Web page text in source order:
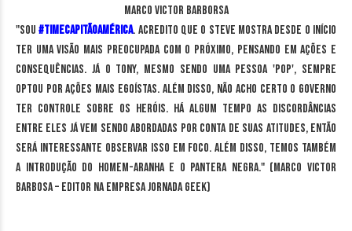
Marco Victor Barborsa
"Sou#TimeCapitãoAmérica. Acredito que o Steve mostra desde o início
ter uma visão mais preocupada com o próximo, pensando em ações e
consequências. Já o Tony, mesmo sendo uma pessoa 'pop', sempre
optou por ações mais egoístas. Além disso, não acho certo o governo
ter controle sobre os heróis. Há algum tempo as discordâncias
entre eles já vem sendo abordadas por conta de suas atitudes, então
será interessante observar isso em foco. Além disso, temos também
a introdução do Homem-Aranha e o Pantera Negra." (Marco Victor
Barbosa – Editor na empresa Jornada Geek)